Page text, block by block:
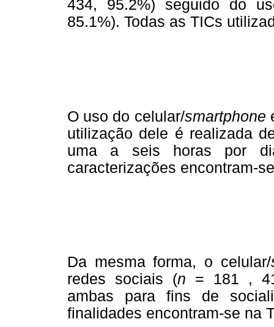
434, 95.2%) seguido do
85.1%). Todas as TICs
O uso do celular/smartphone
utilização dele é realizada
uma a seis horas por
caracterizações encontram-
Da mesma forma, o celular/
redes sociais (n = 181 ,
ambas para fins de
finalidades encontram-se na